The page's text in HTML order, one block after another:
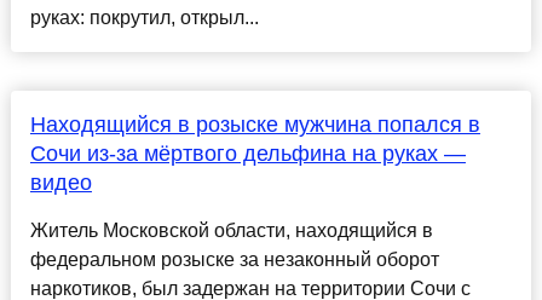
руках: покрутил, открыл...
Находящийся в розыске мужчина попался в
Сочи из-за мёртвого дельфина на руках —
видео
Житель Московской области, находящийся в
федеральном розыске за незаконный оборот
наркотиков, был задержан на территории Сочи с